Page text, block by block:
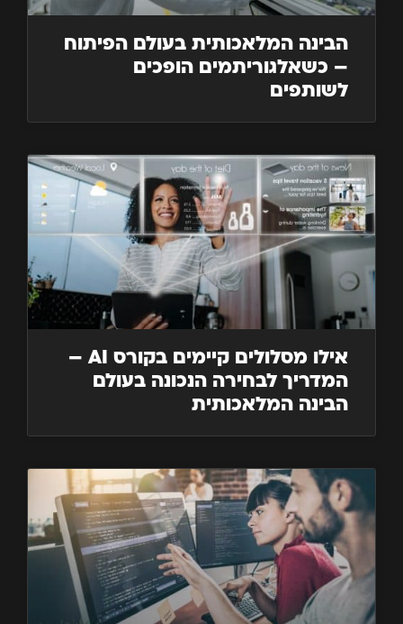
הבינה המלאכותית בעולם הפיתוח
– כשאלגוריתמים הופכים
לשותפים
אילו מסלולים קיימים בקורס AI –
המדריך לבחירה הנכונה בעולם
הבינה המלאכותית